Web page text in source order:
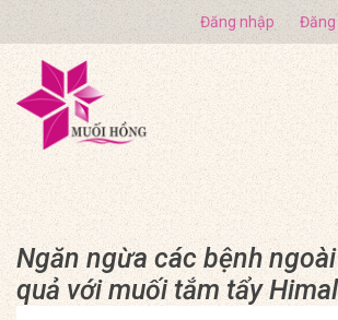
Đăng nhập Đăng
Ngăn ngừa các bệnh
quả với muối tắm tẩy